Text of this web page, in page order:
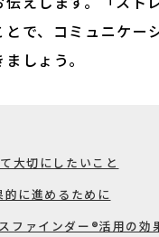
で、コミュニケ
しょう。
大切にしたいこと
に進めるために
ファインダー®活用の効